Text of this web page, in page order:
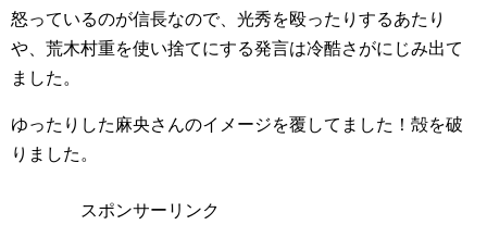
怒っているのが信長なので、光秀を殴ったりするあたり
や、荒木村重を使い捨てにする発言は冷酷さがにじみ出て
ました。
ゆったりした麻央さんのイメージを覆してました！殻を破
りました。
スポンサーリンク